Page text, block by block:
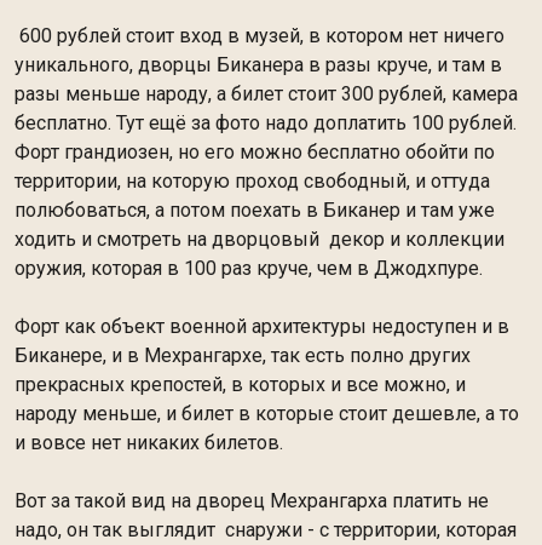
600 рублей стоит вход в музей, в котором нет ничего
уникального, дворцы Биканера в разы круче, и там в
разы меньше народу, а билет стоит 300 рублей, камера
бесплатно. Тут ещё за фото надо доплатить 100 рублей.
Форт грандиозен, но его можно бесплатно обойти по
территории, на которую проход свободный, и оттуда
полюбоваться, а потом поехать в Биканер и там уже
ходить и смотреть на дворцовый декор и коллекции
оружия, которая в 100 раз круче, чем в Джодхпуре.
Форт как объект военной архитектуры недоступен и в
Биканере, и в Мехрангархе, так есть полно других
прекрасных крепостей, в которых и все можно, и
народу меньше, и билет в которые стоит дешевле, а то
и вовсе нет никаких билетов.
Вот за такой вид на дворец Мехрангарха платить не
надо, он так выглядит снаружи - с территории, которая